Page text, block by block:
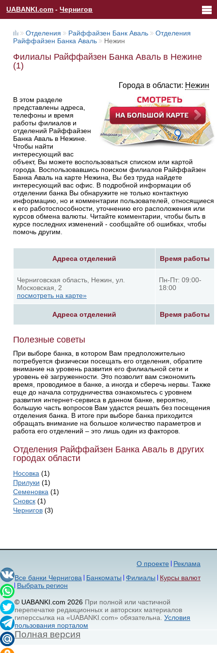
UABANKI.com -Чернигов
Отделения Райффайзен Банк Аваль
Отделения
Райффайзен Банка Аваль
Нежин
Филиалы Райффайзен Банка Аваль в Нежине
(1)
Города в области: Нежин
В этом разделе
представлены адреса,
телефоны и время
работы филиалов и
отделений Райффайзен
Банка Аваль в Нежине.
Чтобы найти
интересующий вас
объект, Вы можете воспользоваться списком или картой
города. Воспользовавшись поиском филиалов Райффайзен
Банка Аваль на карте Нежина, Вы без труда найдете
интересующий вас офис. В подробной информации об
отделении банка Вы обнаружите не только контактную
информацию, но и комментарии пользователей, относящиеся
к его работоспособности, уточнению его расположения или
курсов обмена валюты. Читайте комментарии, чтобы быть в
курсе последних изменений - сообщайте об ошибках, чтобы
помочь другим.
Адреса отделений Время работы
Адреса отделений Время работы
Черниговская область, Нежин, ул.
Московская, 2
посмотреть на карте»
Пн-Пт: 09:00-
18:00
Полезные советы
При выборе банка, в котором Вам предположительно
потребуется физически посещать его отделения, обратите
внимание на уровень развития его филиальной сети и
уровень её загруженности. Это позволит вам сэкономить
время, проводимое в банке, а иногда и сберечь нервы. Также
еще до начала сотрудничества ознакомьтесь с уровнем
развития интернет-сервиса в данном банке, вероятно,
большую часть вопросов Вам удастся решать без посещения
отделения банка. В итоге при выборе банка приходится
обращать внимание на большое количество параметров и
работа его отделений – это лишь один из факторов.
Отделения Райффайзен Банка Аваль в других
городах области
Носовка (1)
Прилуки (1)
Семеновка (1)
Сновск(1)
Чернигов(3)
Реклама
О проекте
Все банки Чернигова
Банкоматы Филиалы
Курсы валют
Выбрать регион
© UABANKI.com 2026 При полной или частичной
перепечатке редакционных и авторских материалов
гиперссылка на «UABANKI.com» обязательна. Условия
пользования порталом
Полная версия